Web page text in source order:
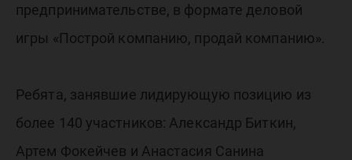
предпринимательстве, в формате деловой
игры «Построй компанию, продай компанию».
Ребята, занявшие лидирующую позицию из
более 140 участников: Александр Биткин,
Артем Фокейчев и Анастасия Санина